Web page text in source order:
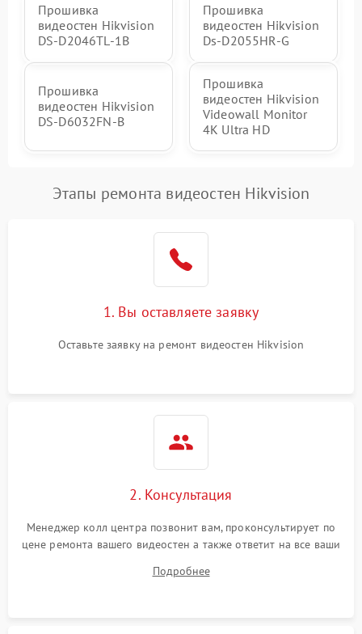
Прошивка
видеостен Hikvision
DS‑D2046TL‑1B
Прошивка
видеостен Hikvision
Ds‑D2055HR‑G
Прошивка
видеостен Hikvision
DS‑D6032FN‑B
Прошивка
видеостен Hikvision
Videowall Monitor
4K Ultra HD
Этапы ремонта видеостен Hikvision
1. Вы оставляете заявку
Оставьте заявку на ремонт видеостен Hikvision
2. Консультация
Менеджер колл центра позвонит вам, проконсультирует по
цене ремонта вашего видеостен а также ответит на все ваши
Подробнее